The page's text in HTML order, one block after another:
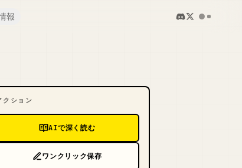
報
クション
AIで深く読む
ワンクリック保存